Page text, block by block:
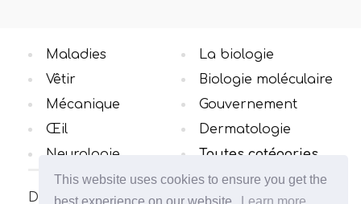
This website uses cookies to ensure you get the
Découvrez la différence des concepts dans le
Maladies
Vêtir
Mécanique
Œil
Neurologie
La biologie
Biologie moléculaire
Gouvernement
Dermatologie
Toutes catégories